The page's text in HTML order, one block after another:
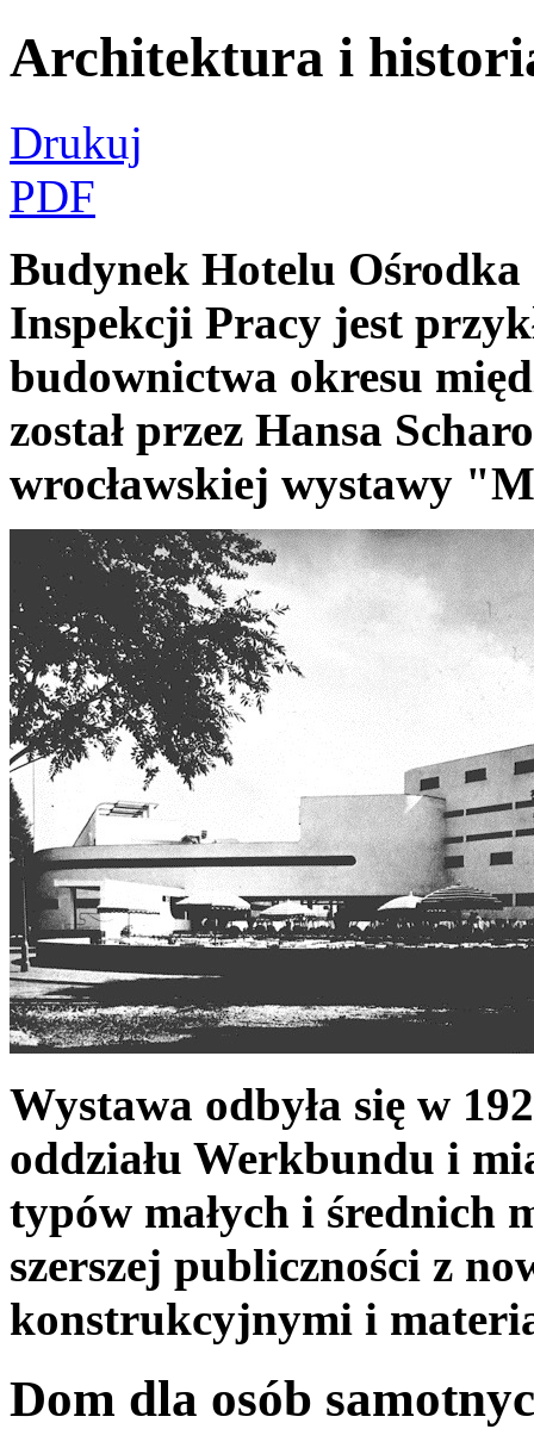
Architektura i
Drukuj
PDF
Budynek Hotelu Ośrodka
Inspekcji Pracy jest
budownictwa okresu
został przez Hansa
wrocławskiej wystawy
Wystawa odbyła się w
oddziału Werkbundu i
typów małych i średnich
szerszej publiczności z
konstrukcyjnymi i
Dom dla osób